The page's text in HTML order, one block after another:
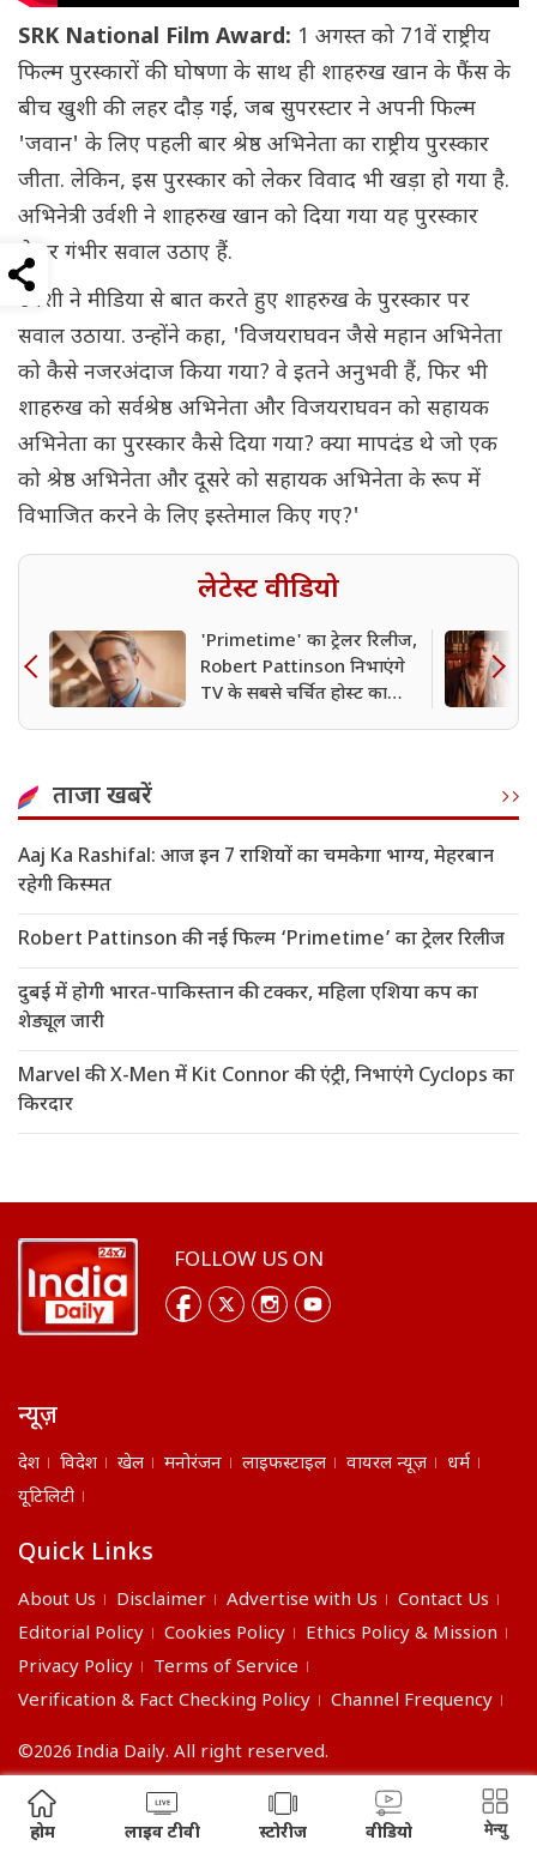
SRK National Film Award: 1 अगस्त को 71वें राष्ट्रीय
फिल्म पुरस्कारों की घोषणा के साथ ही शाहरुख खान के फैंस के
बीच खुशी की लहर दौड़ गई, जब सुपरस्टार ने अपनी फिल्म
'जवान' के लिए पहली बार श्रेष्ठ अभिनेता का राष्ट्रीय पुरस्कार
जीता. लेकिन, इस पुरस्कार को लेकर विवाद भी खड़ा हो गया है.
अभिनेत्री उर्वशी ने शाहरुख खान को दिया गया यह पुरस्कार
लेकर गंभीर सवाल उठाए हैं.
उर्वशी ने मीडिया से बात करते हुए शाहरुख के पुरस्कार पर
सवाल उठाया. उन्होंने कहा, 'विजयराघवन जैसे महान अभिनेता
को कैसे नजरअंदाज किया गया? वे इतने अनुभवी हैं, फिर भी
शाहरुख को सर्वश्रेष्ठ अभिनेता और विजयराघवन को सहायक
अभिनेता का पुरस्कार कैसे दिया गया? क्या मापदंड थे जो एक
को श्रेष्ठ अभिनेता और दूसरे को सहायक अभिनेता के रूप में
विभाजित करने के लिए इस्तेमाल किए गए?'
लेटेस्ट वीडियो
'Primetime' का ट्रेलर रिलीज,
Robert Pattinson निभाएंगे
TV के सबसे चर्चित होस्ट का
ताजा खबरें
Aaj Ka Rashifal: आज इन 7 राशियों का चमकेगा भाग्य, मेहरबान
रहेगी किस्मत
Robert Pattinson की नई फिल्म ‘Primetime’ का ट्रेलर रिलीज
दुबई में होगी भारत-पाकिस्तान की टक्कर, महिला एशिया कप का
शेड्यूल जारी
Marvel की X-Men में Kit Connor की एंट्री, निभाएंगे Cyclops का
किरदार
FOLLOW US ON
न्यूज़
देश विदेश खेल मनोरंजन लाइफस्टाइल वायरल न्यूज़
धर्म
यूटिलिटी
Quick Links
About Us Disclaimer Advertise with Us
Contact Us
Editorial Policy
Cookies Policy
Ethics Policy & Mission
Privacy Policy
Terms of Service
Verification & Fact Checking Policy
Channel Frequency
©2026 India Daily. All right reserved.
होम लाइव टीवी स्टोरीज वीडियो मेन्यु